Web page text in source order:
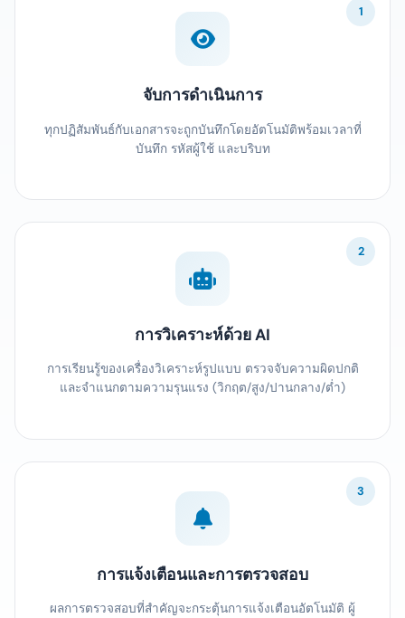
1
จับการดำเนินการ
ทุกปฏิสัมพันธ์กับเอกสารจะถูกบันทึกโดยอัตโนมัติพร้อมเวลาที่
บันทึก รหัสผู้ใช้ และบริบท
2
การวิเคราะห์ด้วย AI
การเรียนรู้ของเครื่องวิเคราะห์รูปแบบ ตรวจจับความผิดปกติ
และจำแนกตามความรุนแรง (วิกฤต/สูง/ปานกลาง/ต่ำ)
3
การแจ้งเตือนและการตรวจสอบ
ผลการตรวจสอบที่สำคัญจะกระตุ้นการแจ้งเตือนอัตโนมัติ ผู้